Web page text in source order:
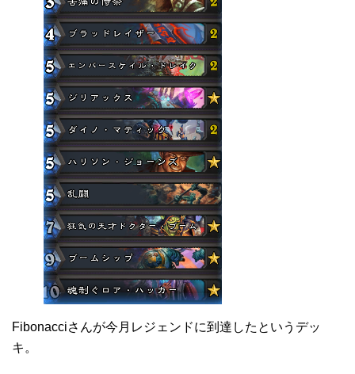
Fibonacciさんが今月レジェンドに到達したというデッ
キ。